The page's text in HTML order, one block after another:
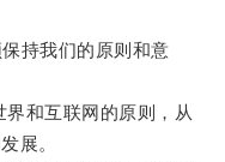
持我们的原则和意
和互联网的原则，从
展。